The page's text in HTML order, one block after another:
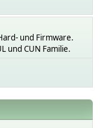
und Firmware.
und CUN Familie.